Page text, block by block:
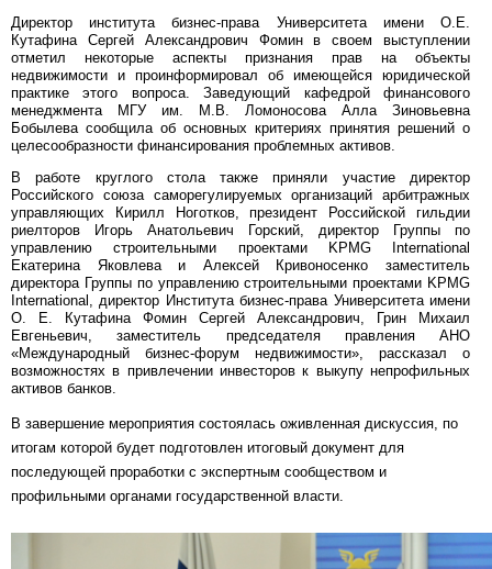
Директор института бизнес-права Университета имени О.Е.
Кутафина Сергей Александрович Фомин в своем выступлении
отметил некоторые аспекты признания прав на объекты
недвижимости и проинформировал об имеющейся юридической
практике этого вопроса. Заведующий кафедрой финансового
менеджмента МГУ им. М.В. Ломоносова Алла Зиновьевна
Бобылева сообщила об основных критериях принятия решений о
целесообразности финансирования проблемных активов.
В работе круглого стола также приняли участие директор
Российского союза саморегулируемых организаций арбитражных
управляющих Кирилл Ноготков, президент Российской гильдии
риелторов Игорь Анатольевич Горский, директор Группы по
управлению строительными проектами KPMG International
Екатерина Яковлева и Алексей Кривоносенко заместитель
директора Группы по управлению строительными проектами KPMG
International, директор Института бизнес-права Университета имени
О. Е. Кутафина Фомин Сергей Александрович, Грин Михаил
Евгеньевич, заместитель председателя правления АНО
«Международный бизнес-форум недвижимости», рассказал о
возможностях в привлечении инвесторов к выкупу непрофильных
активов банков.
В завершение мероприятия состоялась оживленная дискуссия, по
итогам которой будет подготовлен итоговый документ для
последующей проработки с экспертным сообществом и
профильными органами государственной власти.